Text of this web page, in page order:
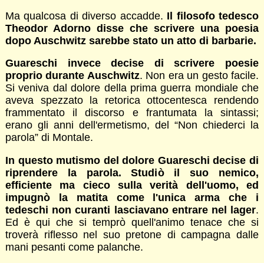
Ma qualcosa di diverso accadde. Il filosofo tedesco
Theodor Adorno disse che scrivere una poesia
dopo Auschwitz sarebbe stato un atto di barbarie.
Guareschi invece decise di scrivere poesie
proprio durante Auschwitz. Non era un gesto facile.
Si veniva dal dolore della prima guerra mondiale che
aveva spezzato la retorica ottocentesca rendendo
frammentato il discorso e frantumata la sintassi;
erano gli anni dell'ermetismo, del “Non chiederci la
parola” di Montale.
In questo mutismo del dolore Guareschi decise di
riprendere la parola. Studiò il suo nemico,
efficiente ma cieco sulla verità dell'uomo, ed
impugnò la matita come l'unica arma che i
tedeschi non curanti lasciavano entrare nel lager.
Ed è qui che si temprò quell'animo tenace che si
troverà riflesso nel suo pretone di campagna dalle
mani pesanti come palanche.